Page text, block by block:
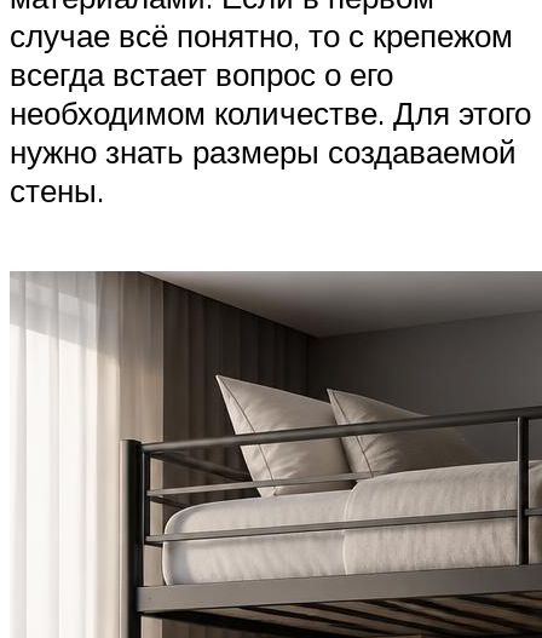
случае всё понятно, то с крепежом
всегда встает вопрос о его
необходимом количестве. Для этого
нужно знать размеры создаваемой
стены.